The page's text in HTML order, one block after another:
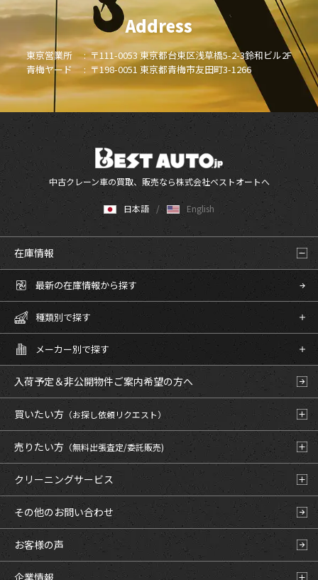
Address
東京営業所 : 〒111-0053 東京都台東区浅草橋5-2-3鈴和ビル2F
青梅ヤード : 〒198-0051 東京都青梅市友田町3-1266
中古クレーン車の買取、販売なら株式会社ベストオートへ
日本語 English
在庫情報
最新の在庫情報から探す
種類別で探す
メーカー別で探す
入荷予定＆非公開物件ご案内希望の方へ
買いたい方 （お探し依頼リクエスト）
売りたい方（無料出張査定/委託販売)
クリーニングサービス
その他のお問い合わせ
お客様の声